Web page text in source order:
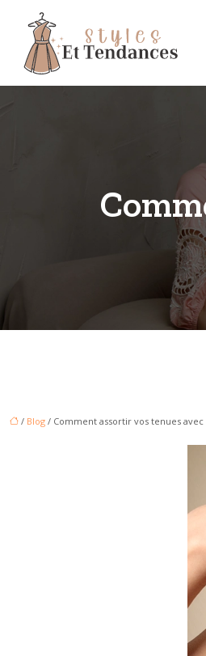
/ Blog / Comment assortir vos tenues